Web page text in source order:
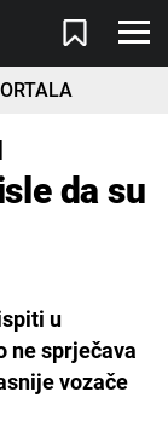
da su
u
ne sprječava
vozače